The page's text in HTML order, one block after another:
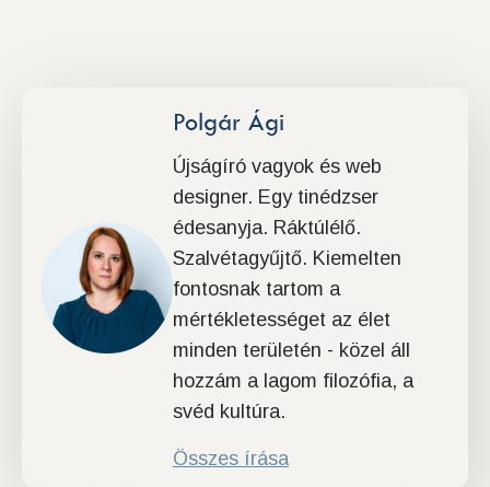
Polgár Ági
Újságíró vagyok és web
designer. Egy tinédzser
édesanyja. Ráktúlélő.
Szalvétagyűjtő. Kiemelten
fontosnak tartom a
mértékletességet az élet
minden területén - közel áll
hozzám a lagom filozófia, a
svéd kultúra.
Összes írása